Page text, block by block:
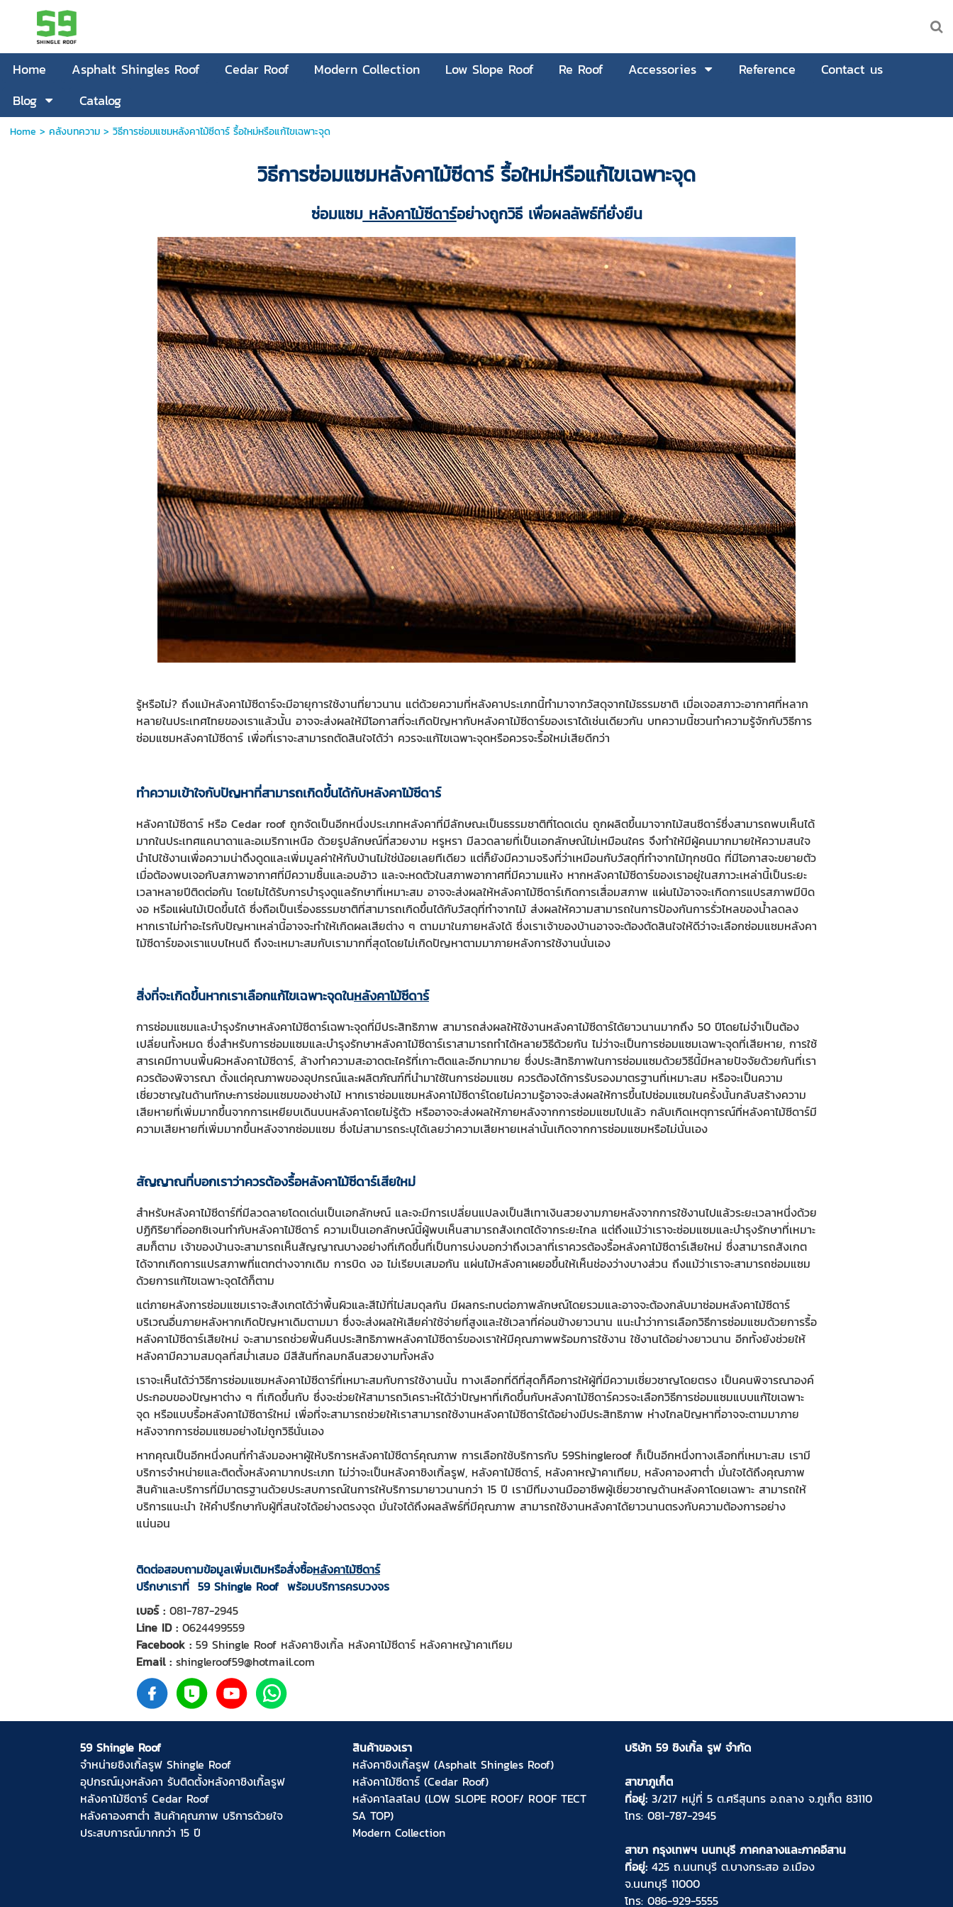
Home Asphalt Shingles Roof Cedar Roof Modern Collection Low Slope Roof Re Roof Accessories Reference
Contact us
Blog
Catalog
Home > คลังบทความ> วิธีการซ่อมแซมหลังคาไม้ซีดาร์ รื้อใหม่หรือแก้ไขเฉพาะจุด
วิธีการซ่อมแซมหลังคาไม้ซีดาร์ รื้อใหม่หรือแก้ไขเฉพาะจุด
ซ่อมแซมหลังคาไม้ซีดาร์อย่างถูกวิธี เพื่อผลลัพธ์ที่ยั่งยืน
รู้หรือไม่? ถึงแม้หลังคาไม้ซีดาร์จะมีอายุการใช้งานที่ยาวนาน แต่ด้วยความที่หลังคาประเภทนี้ทำมาจากวัสดุจากไม้ธรรมชาติ เมื่อเจอสภาวะอากาศที่หลาก
หลายในประเทศไทยของเราแล้วนั้น อาจจะส่งผลให้มีโอกาสที่จะเกิดปัญหากับหลังคาไม้ซีดาร์ของเราได้เช่นเดียวกัน บทความนี้ชวนทำความรู้จักกับวิธีการ
ซ่อมแซมหลังคาไม้ซีดาร์ เพื่อที่เราจะสามารถตัดสินใจได้ว่า ควรจะแก้ไขเฉพาะจุดหรือควรจะรื้อใหม่เสียดีกว่า
ทำความเข้าใจกับปัญหาที่สามารถเกิดขึ้นได้กับหลังคาไม้ซีดาร์
หลังคาไม้ซีดาร์ หรือ Cedar roof ถูกจัดเป็นอีกหนึ่งประเภทหลังคาที่มีลักษณะเป็นธรรมชาติที่โดดเด่น ถูกผลิตขึ้นมาจากไม้สนซีดาร์ซึ่งสามารถพบเห็นได้
มากในประเทศแคนาดาและอเมริกาเหนือ ด้วยรูปลักษณ์ที่สวยงาม หรูหรา มีลวดลายที่เป็นเอกลักษณ์ไม่เหมือนใคร จึงทำให้มีผู้คนมากมายให้ความสนใจ
นำไปใช้งานเพื่อความน่าดึงดูดและเพิ่มมูลค่าให้กับบ้านไม่ใช่น้อยเลยทีเดียว แต่ก็ยังมีความจริงที่ว่าเหมือนกับวัสดุที่ทำจากไม้ทุกชนิด ที่มีโอกาสจะขยายตัว
เมื่อต้องพบเจอกับสภาพอากาศที่มีความชื้นและอบอ้าว และจะหดตัวในสภาพอากาศที่มีความแห้ง หากหลังคาไม้ซีดาร์ของเราอยู่ในสภาวะเหล่านี้เป็นระยะ
เวลาหลายปีติดต่อกัน โดยไม่ได้รับการบำรุงดูแลรักษาที่เหมาะสม อาจจะส่งผลให้หลังคาไม้ซีดาร์เกิดการเสื่อมสภาพ แผ่นไม้อาจจะเกิดการแปรสภาพมีบิด
งอ หรือแผ่นไม้เปิดขึ้นได้ ซึ่งถือเป็นเรื่องธรรมชาติที่สามารถเกิดขึ้นได้กับวัสดุที่ทำจากไม้ ส่งผลให้ความสามารถในการป้องกันการรั่วไหลของน้ำลดลง
หากเราไม่ทำอะไรกับปัญหาเหล่านี้อาจจะทำให้เกิดผลเสียต่าง ๆ ตามมาในภายหลังได้ ซึ่งเราเจ้าของบ้านอาจจะต้องตัดสินใจให้ดีว่าจะเลือกซ่อมแซมหลังคา
ไม้ซีดาร์ของเราแบบไหนดี ถึงจะเหมาะสมกับเรามากที่สุดโดยไม่เกิดปัญหาตามมาภายหลังการใช้งานนั่นเอง
สิ่งที่จะเกิดขึ้นหากเราเลือกแก้ไขเฉพาะจุดในหลังคาไม้ซีดาร์
การซ่อมแซมและบำรุงรักษาหลังคาไม้ซีดาร์เฉพาะจุดที่มีประสิทธิภาพ สามารถส่งผลให้ใช้งานหลังคาไม้ซีดาร์ได้ยาวนานมากถึง 50 ปีโดยไม่จำเป็นต้อง
เปลี่ยนทั้งหมด ซึ่งสำหรับการซ่อมแซมและบำรุงรักษาหลังคาไม้ซีดาร์เราสามารถทำได้หลายวิธีด้วยกัน ไม่ว่าจะเป็นการซ่อมแซมเฉพาะจุดที่เสียหาย, การใช้
สารเคมีทาบนพื้นผิวหลังคาไม้ซีดาร์, ล้างทำความสะอาดตะไคร้ที่เกาะติดและอีกมากมาย ซึ่งประสิทธิภาพในการซ่อมแซมด้วยวิธีนี้มีหลายปัจจัยด้วยกันที่เรา
ควรต้องพิจารณา ตั้งแต่คุณภาพของอุปกรณ์และผลิตภัณฑ์ที่นำมาใช้ในการซ่อมแซม ควรต้องได้การรับรองมาตรฐานที่เหมาะสม หรือจะเป็นความ
เชี่ยวชาญในด้านทักษะการซ่อมแซมของช่างไม้ หากเราซ่อมแซมหลังคาไม้ซีดาร์โดยไม่ความรู้อาจจะส่งผลให้การขึ้นไปซ่อมแซมในครั้งนั้นกลับสร้างความ
เสียหายที่เพิ่มมากขึ้นจากการเหยียบเดินบนหลังคาโดยไม่รู้ตัว หรืออาจจะส่งผลให้ภายหลังจากการซ่อมแซมไปแล้ว กลับเกิดเหตุการณ์ที่หลังคาไม้ซีดาร์มี
ความเสียหายที่เพิ่มมากขึ้นหลังจากซ่อมแซม ซึ่งไม่สามารถระบุได้เลยว่าความเสียหายเหล่านั้นเกิดจากการซ่อมแซมหรือไม่นั่นเอง
สัญญาณที่บอกเราว่าควรต้องรื้อหลังคาไม้ซีดาร์เสียใหม่
สำหรับหลังคาไม้ซีดาร์ที่มีลวดลายโดดเด่นเป็นเอกลักษณ์ และจะมีการเปลี่ยนแปลงเป็นสีเทาเงินสวยงามภายหลังจากการใช้งานไปแล้วระยะเวลาหนึ่งด้วย
ปฏิกิริยาที่ออกซิเจนทำกับหลังคาไม้ซีดาร์ ความเป็นเอกลักษณ์นี้ผู้พบเห็นสามารถสังเกตได้จากระยะไกล แต่ถึงแม้ว่าเราจะซ่อมแซมและบำรุงรักษาที่เหมาะ
สมก็ตาม เจ้าของบ้านจะสามารถเห็นสัญญาณบางอย่างที่เกิดขึ้นที่เป็นการบ่งบอกว่าถึงเวลาที่เราควรต้องรื้อหลังคาไม้ซีดาร์เสียใหม่ ซึ่งสามารถสังเกต
ได้จากเกิดการแปรสภาพที่แตกต่างจากเดิม การบิด งอ ไม่เรียบเสมอกัน แผ่นไม้หลังคาเผยอขึ้นให้เห็นช่องว่างบางส่วน ถึงแม้ว่าเราจะสามารถซ่อมแซม
ด้วยการแก้ไขเฉพาะจุดได้ก็ตาม
แต่ภายหลังการซ่อมแซมเราจะสังเกตได้ว่าพื้นผิวและสีไม้ที่ไม่สมดุลกัน มีผลกระทบต่อภาพลักษณ์โดยรวมและอาจจะต้องกลับมาซ่อมหลังคาไม้ซีดาร์
บริเวณอื่นภายหลังหากเกิดปัญหาเดิมตามมา ซึ่งจะส่งผลให้เสียค่าใช้จ่ายที่สูงและใช้เวลาที่ค่อนข้างยาวนาน แนะนำว่าการเลือกวิธีการซ่อมแซมด้วยการรื้อ
หลังคาไม้ซีดาร์เสียใหม่ จะสามารถช่วยฟื้นคืนประสิทธิภาพหลังคาไม้ซีดาร์ของเราให้มีคุณภาพพร้อมการใช้งาน ใช้งานได้อย่างยาวนาน อีกทั้งยังช่วยให้
หลังคามีความสมดุลที่สม่ำเสมอ มีสีสันที่กลมกลืนสวยงามทั้งหลัง
เราจะเห็นได้ว่าวิธีการซ่อมแซมหลังคาไม้ซีดาร์ที่เหมาะสมกับการใช้งานนั้น ทางเลือกที่ดีที่สุดก็คือการให้ผู้ที่มีความเชี่ยวชาญโดยตรง เป็นคนพิจารณาองค์
ประกอบของปัญหาต่าง ๆ ที่เกิดขึ้นกับ ซึ่งจะช่วยให้สามารถวิเคราะห์ได้ว่าปัญหาที่เกิดขึ้นกับหลังคาไม้ซีดาร์ควรจะเลือกวิธีการซ่อมแซมแบบแก้ไขเฉพาะ
จุด หรือแบบรื้อหลังคาไม้ซีดาร์ใหม่ เพื่อที่จะสามารถช่วยให้เราสามารถใช้งานหลังคาไม้ซีดาร์ได้อย่างมีประสิทธิภาพ ห่างไกลปัญหาที่อาจจะตามมาภาย
หลังจากการซ่อมแซมอย่างไม่ถูกวิธีนั่นเอง
หากคุณเป็นอีกหนึ่งคนที่กำลังมองหาผู้ให้บริการหลังคาไม้ซีดาร์คุณภาพ การเลือกใช้บริการกับ 59Shingleroof ก็เป็นอีกหนึ่งทางเลือกที่เหมาะสม เรามี
บริการจำหน่ายและติดตั้งหลังคามากประเภท ไม่ว่าจะเป็นหลังคาชิงเกิ้ลรูฟ, หลังคาไม้ซีดาร์, หลังคาหญ้าคาเทียม, หลังคาองศาต่ำ มั่นใจได้ถึงคุณภาพ
สินค้าและบริการที่มีมาตรฐานด้วยประสบการณ์ในการให้บริการมายาวนานกว่า 15 ปี เรามีทีมงานมืออาชีพผู้เชี่ยวชาญด้านหลังคาโดยเฉพาะ สามารถให้
บริการแนะนำ ให้คำปรึกษากับผู้ที่สนใจได้อย่างตรงจุด มั่นใจได้ถึงผลลัพธ์ที่มีคุณภาพ สามารถใช้งานหลังคาได้ยาวนานตรงกับความต้องการอย่าง
แน่นอน
ติดต่อสอบถามข้อมูลเพิ่มเติมหรือสั่งซื้อหลังคาไม้ซีดาร์
ปรึกษาเราที่ 59 Shingle Roof พร้อมบริการครบวงจร
เบอร์ : 081-787-2945
Line ID : 0624499559
Facebook : 59 Shingle Roof หลังคาชิงเกิ้ล หลังคาไม้ซีดาร์ หลังคาหญ้าคาเทียม
Email : shingleroof59@hotmail.com
59 Shingle Roof
จำหน่ายชิงเกิ้ลรูฟ Shingle Roof
อุปกรณ์มุงหลังคา รับติดตั้งหลังคาชิงเกิ้ลรูฟ
หลังคาไม้ซีดาร์ Cedar Roof
หลังคาองศาต่ำ สินค้าคุณภาพ บริการด้วยใจ
ประสบการณ์มากกว่า 15 ปี
สินค้าของเรา
หลังคาชิงเกิ้ลรูฟ (Asphalt Shingles Roof)
หลังคาไม้ซีดาร์ (Cedar Roof)
หลังคาโลสโลป (LOW SLOPE ROOF/ ROOF TECT
SA TOP)
Modern Collection
บริษัท 59 ชิงเกิ้ล รูฟ จำกัด
สาขาภูเก็ต
ที่อยู่: 3/217 หมู่ที่ 5 ต.ศรีสุนทร อ.ถลาง จ.ภูเก็ต 83110
โทร: 081-787-2945
สาขา กรุงเทพฯ นนทบุรี ภาคกลางและภาคอีสาน
ที่อยู่: 425 ถ.นนทบุรี ต.บางกระสอ อ.เมือง
จ.นนทบุรี 11000
โทร: 086-929-5555